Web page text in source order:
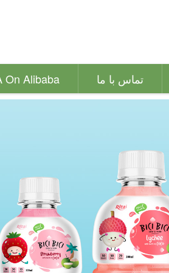
تماس با ما On Alibaba